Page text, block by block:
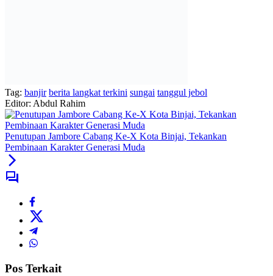
Tag: banjir berita langkat terkini sungai tanggul jebol
Editor: Abdul Rahim
Penutupan Jambore Cabang Ke-X Kota Binjai, Tekankan
Pembinaan Karakter Generasi Muda
Pos Terkait